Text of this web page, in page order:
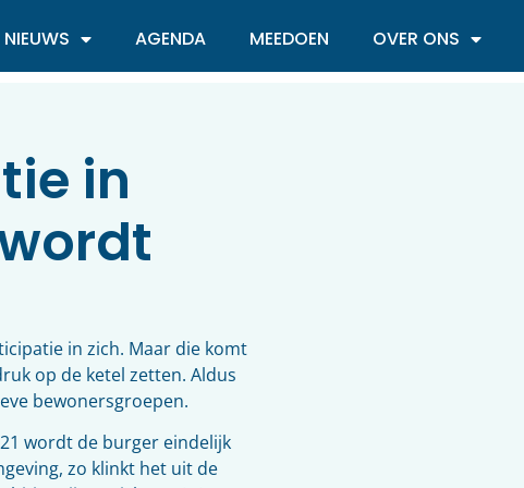
NIEUWS AGENDA MEEDOEN OVER ONS
in
in zich. Maar die komt
op de ketel zetten. Aldus
bewonersgroepen.
wordt de burger eindelijk
zo klinkt het uit de